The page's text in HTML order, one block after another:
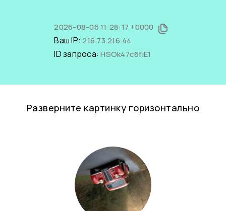
2026-08-06 11:28:17 +0000
Ваш IP:216.73.216.44
ID запроса:HSOk47c6fiE1
Разверните картинку горизонтально